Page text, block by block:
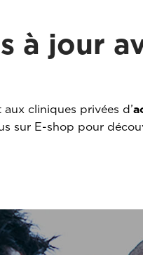
à jour
cliniques privées d’
sur E-shop pour